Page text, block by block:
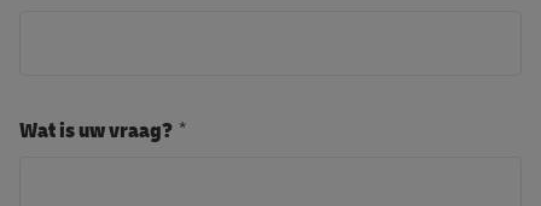
Wat is uw vraag?